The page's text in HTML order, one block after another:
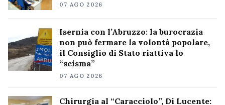
07 AGO 2026
Isernia con l’Abruzzo: la burocrazia
non può fermare la volontà popolare,
il Consiglio di Stato riattiva lo
“scisma”
07 AGO 2026
Chirurgia al “Caracciolo”, Di Lucente: